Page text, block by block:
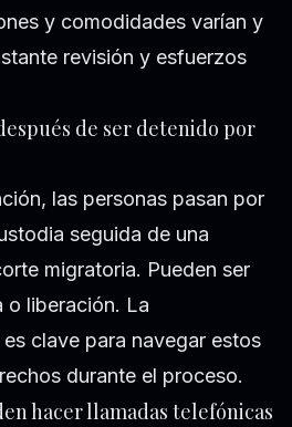
y comodidades varían y
revisión y esfuerzos
de ser detenido por
las personas pasan por
seguida de una
migratoria. Pueden ser
o liberación. La
clave para navegar estos
durante el proceso.
hacer llamadas telefónicas